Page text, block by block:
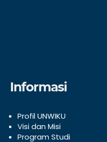
Informasi
Profil UNWIKU
Visi dan Misi
Program Studi